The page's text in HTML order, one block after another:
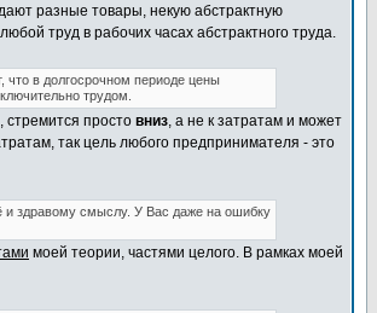
разные товары, некую абстрактную
труд в рабочих часах абстрактного труда.
в долгосрочном периоде цены
трудом.
стремится просто вниз, а не к затратам и может
так цель любого предпринимателя - это
здравому смыслу. У Вас даже на ошибку
моей теории, частями целого. В рамках моей